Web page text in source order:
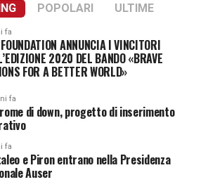
POPOLARI ULTIME
fa
ANNUNCIA I VINCITORI
2020 DEL BANDO «BRAVE
FOR A BETTER WORLD»
fa
di down, progetto di inserimento
fa
e Piron entrano nella Presidenza
Auser